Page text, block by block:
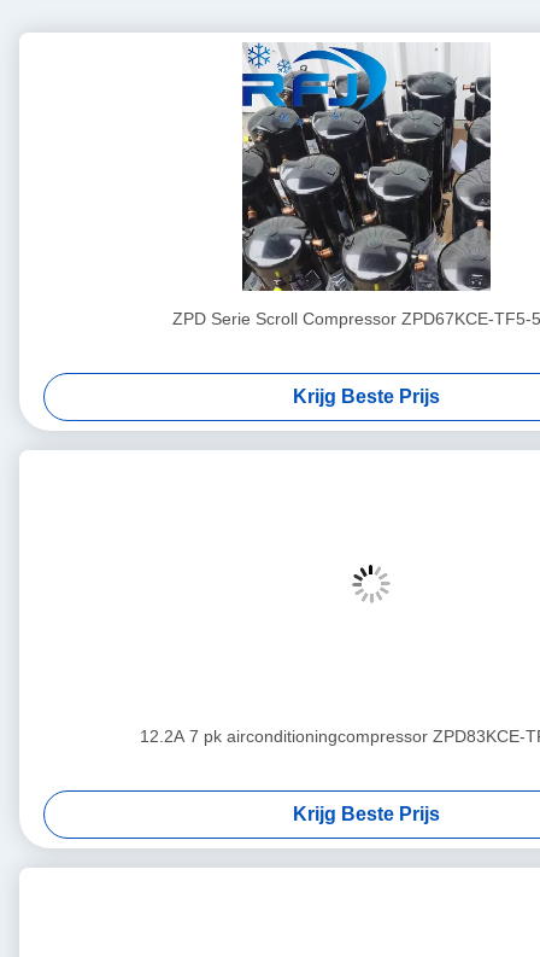
ZPD Serie Scroll Compressor ZPD67KCE-TF5-
Krijg Beste Prijs
12.2A 7 pk airconditioningcompressor ZPD83KCE-
Krijg Beste Prijs